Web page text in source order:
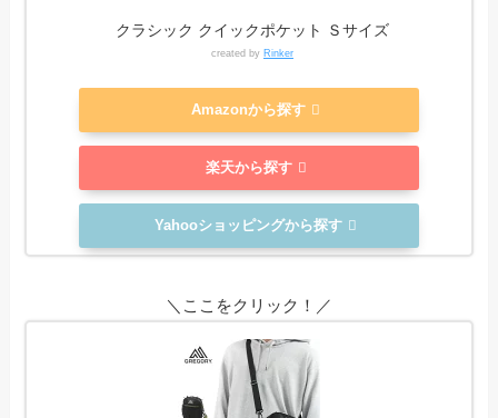
クラシック クイックポケット Ｓサイズ
created by Rinker
Amazonから探す
楽天から探す
Yahooショッピングから探す
＼ここをクリック！／